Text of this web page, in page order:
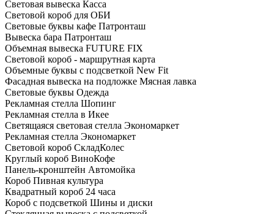
Световая вывеска Касса
Световой короб для ОБИ
Световые буквы кафе Патронташ
Вывеска бара Патронташ
Объемная вывеска FUTURE FIX
Световой короб - маршрутная карта
Объемные буквы с подсветкой New Fit
Фасадная вывеска на подложке Мясная лавка
Световые буквы Одежда
Рекламная стелла Шопинг
Рекламная стелла в Икее
Светящаяся световая стелла Экономаркет
Рекламная стелла Экономаркет
Световой короб СкладКолес
Круглый короб ВиноКофе
Панель-кронштейн Автомойка
Короб Пивная культура
Квадратный короб 24 часа
Короб с подсветкой Шины и диски